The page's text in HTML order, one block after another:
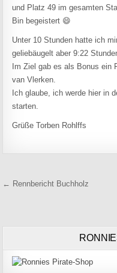
und Platz 49 im gesamten
Bin begeistert 😄
Unter 10 Stunden hatte ich
geliebäugelt aber 9:22
Im Ziel gab es als Bonus ein
van Vlerken.
Ich glaube, ich werde hier in
starten.
Grüße Torben Rohlffs
← Rennbericht Buchholz